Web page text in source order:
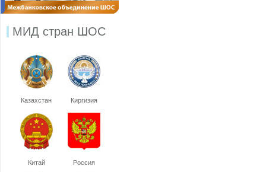
МИД стран ШОС
Казахстан Киргизия
Китай Россия